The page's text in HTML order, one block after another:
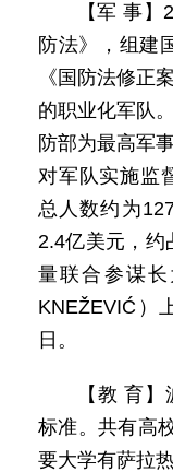
【军 事
防法》，组建
《国防法修正
的职业化军队
防部为最高军
对军队实施监
总人数约为
2.4亿美元，约
量联合参谋
KNEŽEVIĆ）
日。
【教 育
标准。共有高
要大学有萨拉